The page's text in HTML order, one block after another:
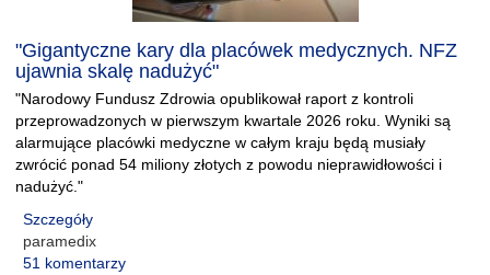
"Gigantyczne kary dla placówek medycznych. NFZ
ujawnia skalę nadużyć"
"Narodowy Fundusz Zdrowia opublikował raport z kontroli
przeprowadzonych w pierwszym kwartale 2026 roku. Wyniki są
alarmujące placówki medyczne w całym kraju będą musiały
zwrócić ponad 54 miliony złotych z powodu nieprawidłowości i
nadużyć."
Szczegóły
paramedix
51 komentarzy